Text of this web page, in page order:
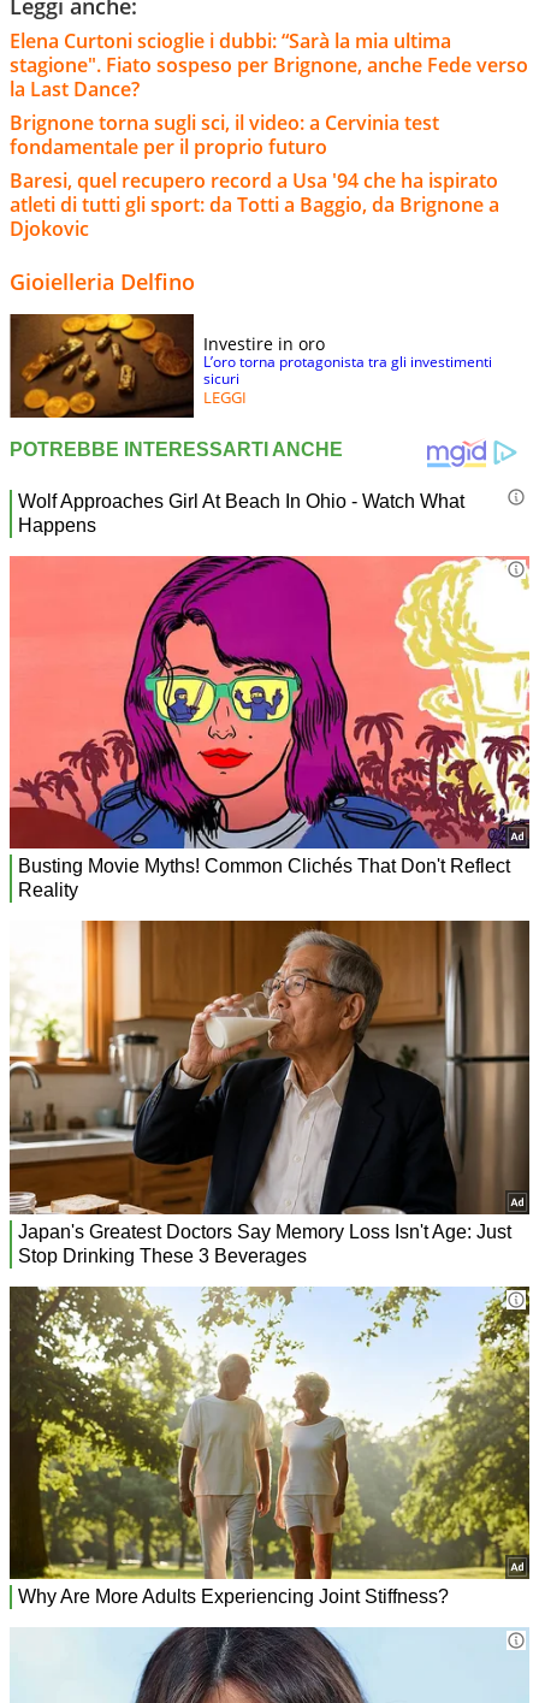
Leggi anche:
Elena Curtoni scioglie i dubbi: “Sarà la mia ultima
stagione". Fiato sospeso per Brignone, anche Fede verso
la Last Dance?
Brignone torna sugli sci, il video: a Cervinia test
fondamentale per il proprio futuro
Baresi, quel recupero record a Usa '94 che ha ispirato
atleti di tutti gli sport: da Totti a Baggio, da Brignone a
Djokovic
Gioielleria Delfino
Investire in oro
L’oro torna protagonista tra gli investimenti
sicuri
LEGGI